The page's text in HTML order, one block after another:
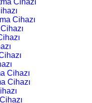
Cihazı
Cihazı
Cihazı
Cihazı